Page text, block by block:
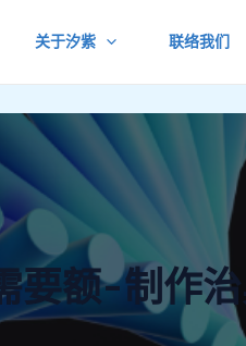
关于汐紫 联络我们
额-制作治